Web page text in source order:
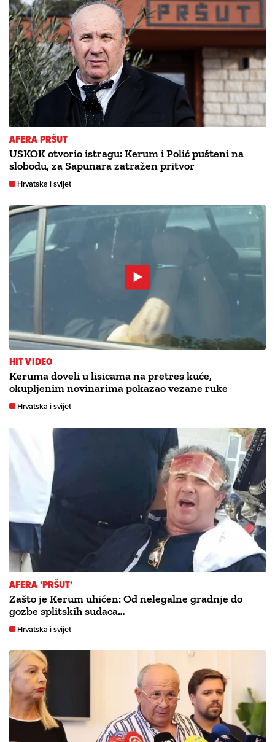
AFERA PRŠUT
USKOK otvorio istragu: Kerum i Polić pušteni na
slobodu, za Sapunara zatražen pritvor
Hrvatska i svijet
HIT VIDEO
Keruma doveli u lisicama na pretres kuće,
okupljenim novinarima pokazao vezane ruke
Hrvatska i svijet
AFERA 'PRŠUT'
Zašto je Kerum uhićen: Od nelegalne gradnje do
gozbe splitskih sudaca…
Hrvatska i svijet